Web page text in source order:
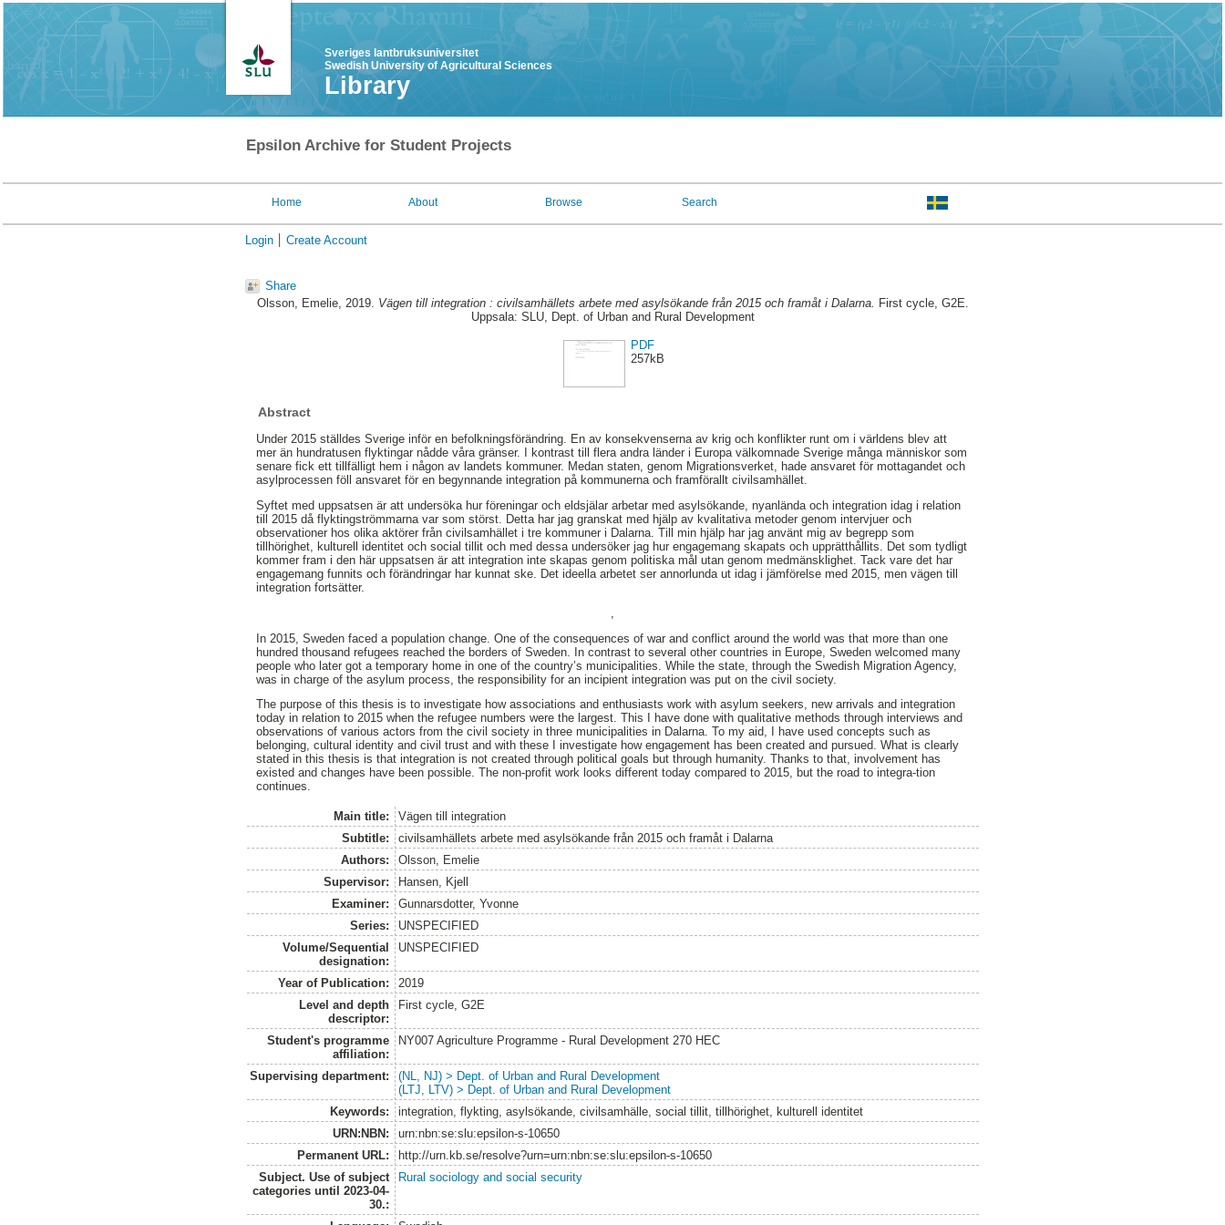
Sveriges lantbruksuniversitet
Swedish University of Agricultural Sciences
Library
Epsilon Archive for Student Projects
Home About Browse Search
Login Create Account
Share
Olsson, Emelie, 2019. Vägen till integration : civilsamhällets arbete med asylsökande från 2015 och framåt i Dalarna. First cycle, G2E.
Uppsala: SLU, Dept. of Urban and Rural Development
PDF
257kB
Abstract
Under 2015 ställdes Sverige inför en befolkningsförändring. En av konsekvenserna av krig och konflikter runt om i världens blev att
mer än hundratusen flyktingar nådde våra gränser. I kontrast till flera andra länder i Europa välkomnade Sverige många människor som
senare fick ett tillfälligt hem i någon av landets kommuner. Medan staten, genom Migrationsverket, hade ansvaret för mottagandet och
asylprocessen föll ansvaret för en begynnande integration på kommunerna och framförallt civilsamhället.
Syftet med uppsatsen är att undersöka hur föreningar och eldsjälar arbetar med asylsökande, nyanlända och integration idag i relation
till 2015 då flyktingströmmarna var som störst. Detta har jag granskat med hjälp av kvalitativa metoder genom intervjuer och
observationer hos olika aktörer från civilsamhället i tre kommuner i Dalarna. Till min hjälp har jag använt mig av begrepp som
tillhörighet, kulturell identitet och social tillit och med dessa undersöker jag hur engagemang skapats och upprätthållits. Det som tydligt
kommer fram i den här uppsatsen är att integration inte skapas genom politiska mål utan genom medmänsklighet. Tack vare det har
engagemang funnits och förändringar har kunnat ske. Det ideella arbetet ser annorlunda ut idag i jämförelse med 2015, men vägen till
integration fortsätter.
In 2015, Sweden faced a population change. One of the consequences of war and conflict around the world was that more than one
hundred thousand refugees reached the borders of Sweden. In contrast to several other countries in Europe, Sweden welcomed many
people who later got a temporary home in one of the country’s municipalities. While the state, through the Swedish Migration Agency,
was in charge of the asylum process, the responsibility for an incipient integration was put on the civil society.
The purpose of this thesis is to investigate how associations and enthusiasts work with asylum seekers, new arrivals and integration
today in relation to 2015 when the refugee numbers were the largest. This I have done with qualitative methods through interviews and
observations of various actors from the civil society in three municipalities in Dalarna. To my aid, I have used concepts such as
belonging, cultural identity and civil trust and with these I investigate how engagement has been created and pursued. What is clearly
stated in this thesis is that integration is not created through political goals but through humanity. Thanks to that, involvement has
existed and changes have been possible. The non-profit work looks different today compared to 2015, but the road to integra-tion
continues.
Main title:
Vägen till integration
Subtitle:
civilsamhällets arbete med asylsökande från 2015 och framåt i Dalarna
Authors:
Olsson, Emelie
Supervisor:
Hansen, Kjell
Examiner:
Gunnarsdotter, Yvonne
Series:
UNSPECIFIED
Volume/Sequential
designation:
UNSPECIFIED
Year of Publication:
2019
Level and depth
descriptor:
First cycle, G2E
Student's programme
affiliation:
NY007 Agriculture Programme - Rural Development 270 HEC
Supervising department:
(NL, NJ) > Dept. of Urban and Rural Development
(LTJ, LTV) > Dept. of Urban and Rural Development
Keywords:
integration, flykting, asylsökande, civilsamhälle, social tillit, tillhörighet, kulturell identitet
URN:NBN:
urn:nbn:se:slu:epsilon-s-10650
Permanent URL:
http://urn.kb.se/resolve?urn=urn:nbn:se:slu:epsilon-s-10650
Subject. Use of subject
categories until 2023-04-
30.:
Rural sociology and social security